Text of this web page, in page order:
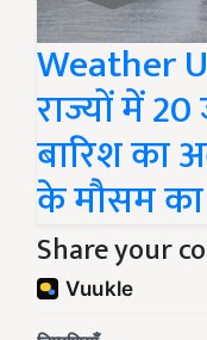
Weather
राज्यों में
बारिश का
के मौसम
Share your